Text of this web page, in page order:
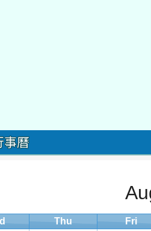
事曆
Thu Fri